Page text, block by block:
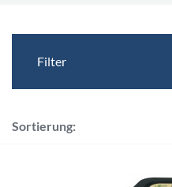
Filter
Sortierung: